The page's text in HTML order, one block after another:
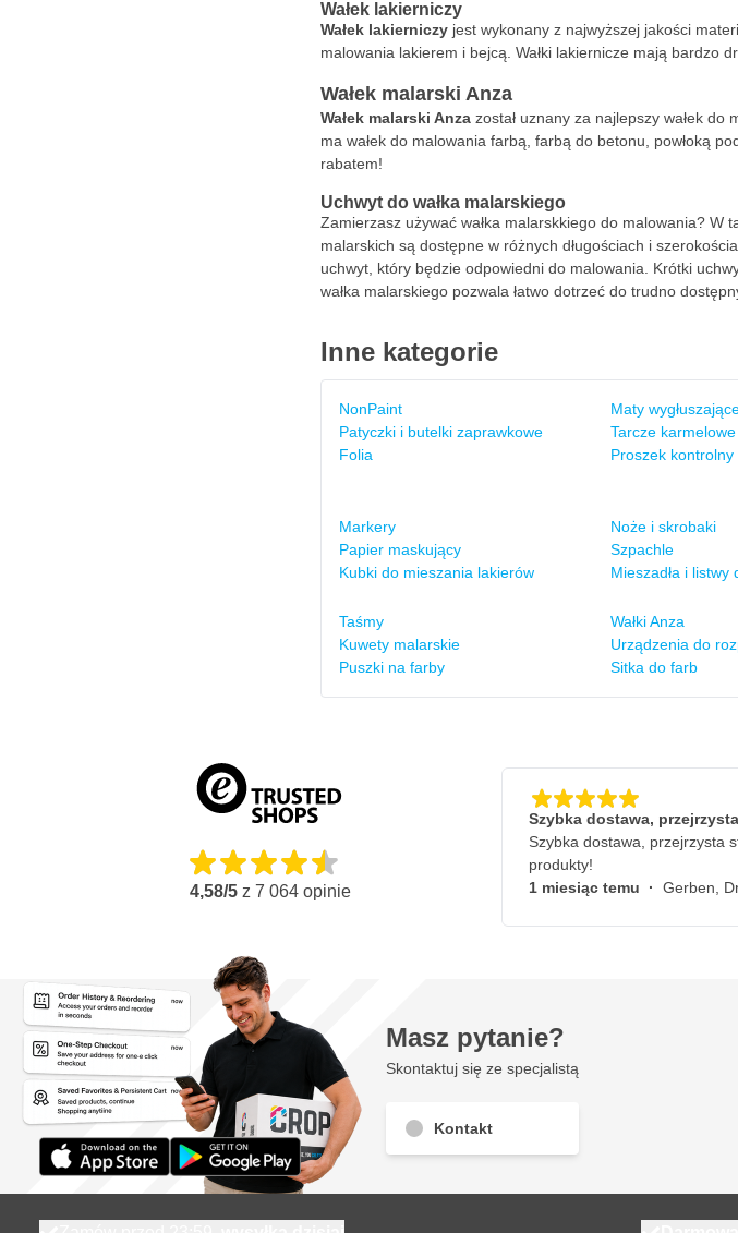
Wałek lakierniczy
Wałek lakierniczyjest wykonany z najwyższej jakości
malowania lakierem i bejcą. Wałki lakiernicze mają bardzo
Wałek malarski Anza
Wałek malarski Anzazostał uznany za najlepszy wałek do
ma wałek do malowania farbą, farbą do betonu, powłoką
rabatem!
Uchwyt do wałka malarskiego
Zamierzasz używać wałka malarskkiego do malowania? W
malarskich są dostępne w różnych długościach i
uchwyt, który będzie odpowiedni do malowania. Krótki
wałka malarskiego pozwala łatwo dotrzeć do trudno
Inne kategorie
NonPaint
Patyczki i butelki zaprawkowe
Folia
Maty
Tarcze
Proszek kontrolny
Markery
Papier maskujący
Kubki do mieszania lakierów
Noże i skrobaki
Szpachle
Mieszadła i listwy
Taśmy
Kuwety malarskie
Puszki na farby
Wałki Anza
Urządzenia do
Sitka do farb
4,58/5 z 7 064 opinie
Szybka dostawa,
Szybka dostawa, przejrzysta
produkty!
1 miesiąc temu · Gerben,
Masz pytanie?
Skontaktuj się ze specjalistą
Kontakt